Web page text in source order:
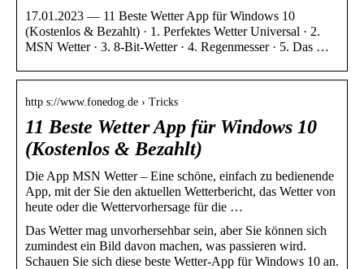
17.01.2023 — 11 Beste Wetter App für Windows 10
(Kostenlos & Bezahlt) · 1. Perfektes Wetter Universal · 2.
MSN Wetter · 3. 8-Bit-Wetter · 4. Regenmesser · 5. Das …
http s://www.fonedog.de › Tricks
11 Beste Wetter App für Windows 10
(Kostenlos & Bezahlt)
Die App MSN Wetter – Eine schöne, einfach zu bedienende
App, mit der Sie den aktuellen Wetterbericht, das Wetter von
heute oder die Wettervorhersage für die …
Das Wetter mag unvorhersehbar sein, aber Sie können sich
zumindest ein Bild davon machen, was passieren wird.
Schauen Sie sich diese beste Wetter-App für Windows 10 an.